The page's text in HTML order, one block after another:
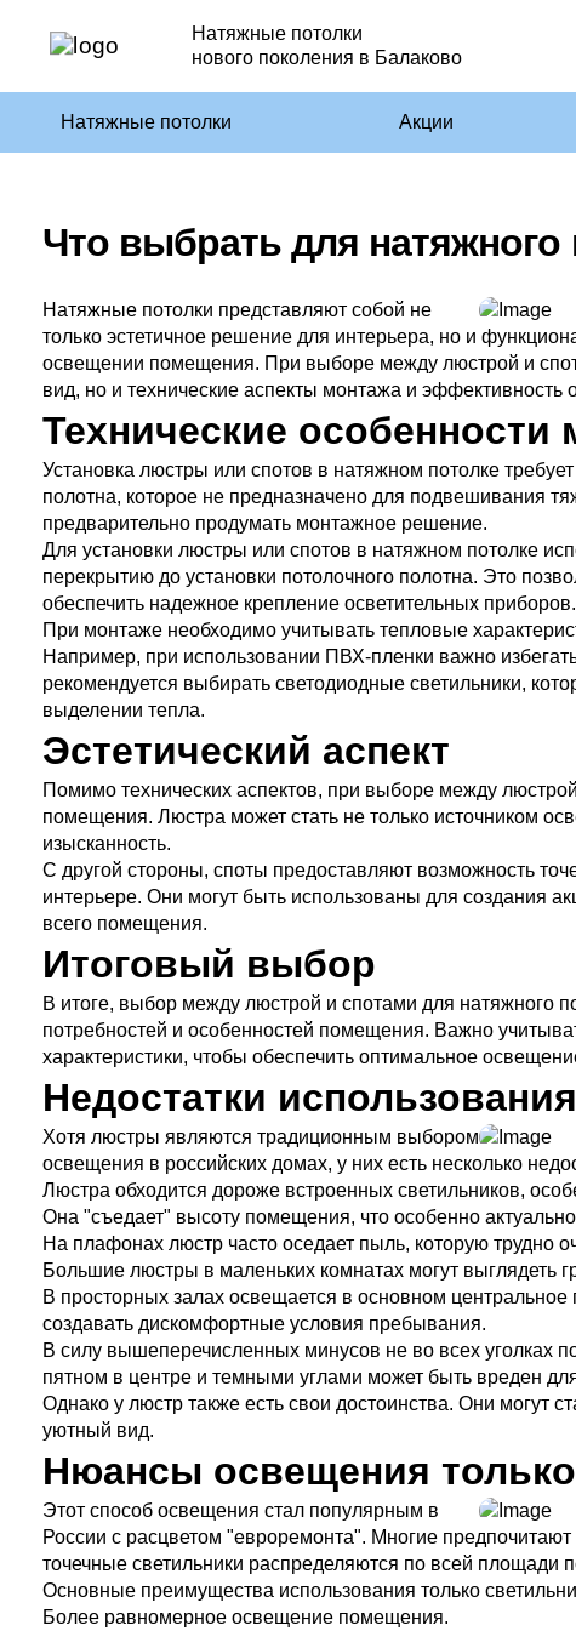
Натяжные потолки
нового поколения в Балаково
Натяжные потолки Акции
Что выбрать для
Натяжные потолки представляют собой не
только эстетичное решение для интерьера, но и
освещении помещения. При выборе между люстрой и
вид, но и технические аспекты монтажа и эффективность
Технические
Установка люстры или спотов в натяжном потолке
полотна, которое не предназначено для подвешивания
предварительно продумать монтажное решение.
Для установки люстры или спотов в натяжном потолке
перекрытию до установки потолочного полотна. Это
обеспечить надежное крепление осветительных приборов.
При монтаже необходимо учитывать тепловые
Например, при использовании ПВХ-пленки важно
рекомендуется выбирать светодиодные светильники,
выделении тепла.
Эстетический аспект
Помимо технических аспектов, при выборе между
помещения. Люстра может стать не только источником
изысканность.
С другой стороны, споты предоставляют возможность
интерьере. Они могут быть использованы для создания
всего помещения.
Итоговый выбор
В итоге, выбор между люстрой и спотами для натяжного
потребностей и особенностей помещения. Важно
характеристики, чтобы обеспечить оптимальное
Недостатки
Хотя люстры являются традиционным выбором
освещения в российских домах, у них есть несколько
Люстра обходится дороже встроенных светильников,
Она "съедает" высоту помещения, что особенно актуально
На плафонах люстр часто оседает пыль, которую трудно
Большие люстры в маленьких комнатах могут выглядеть
В просторных залах освещается в основном
создавать дискомфортные условия пребывания.
В силу вышеперечисленных минусов не во всех уголках
пятном в центре и темными углами может быть вреден
Однако у люстр также есть свои достоинства. Они могут
уютный вид.
Нюансы освещения
Этот способ освещения стал популярным в
России с расцветом "евроремонта". Многие
точечные светильники распределяются по всей площади
Основные преимущества использования только
Более равномерное освещение помещения.